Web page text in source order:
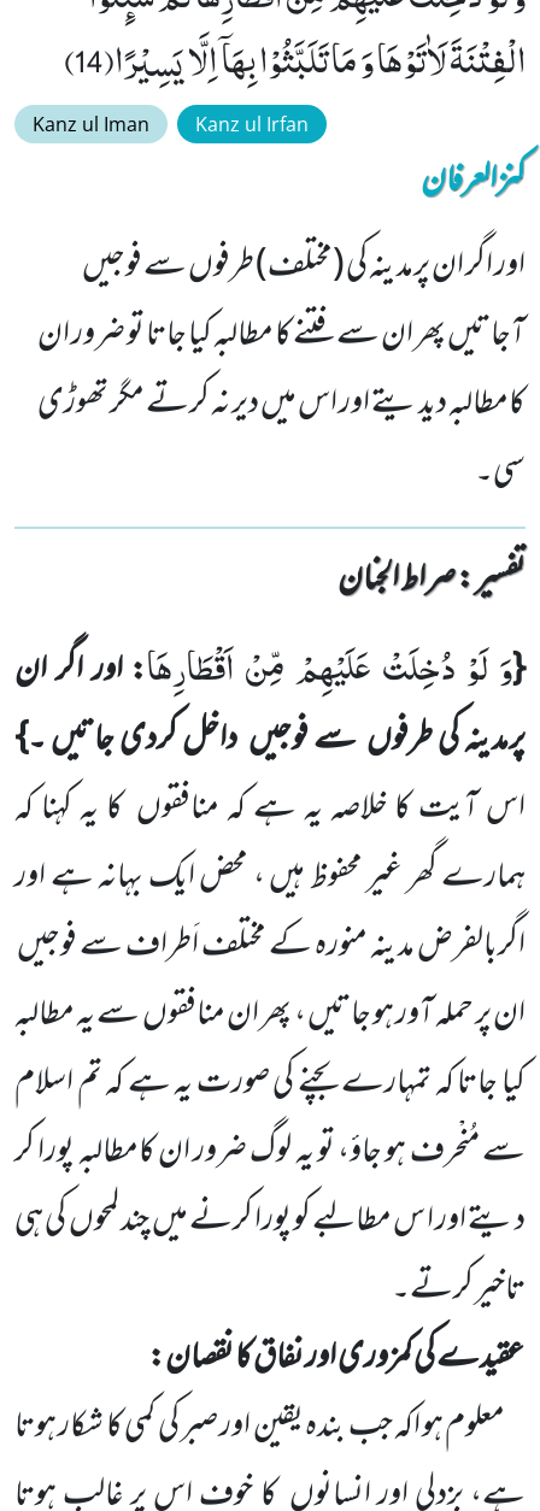
الْفِتْنَةَ لَاٰتَوْهَا وَ مَا تَلَبَّثُوْا بِهَاۤ اِلَّا یَسِیْرًا(14)
Kanz ul Iman Kanz ul Irfan
کنزالعرفان
اور اگر ان پرمدینہ کی (مختلف) طرفوں سے فوجیں
آجاتیں پھر ان سے فتنے کا مطالبہ کیا جاتا تو ضرور ان
کامطالبہ دیدیتے اور اس میں دیر نہ کرتے مگر تھوڑی
سی۔
تفسیر : ‎صراط الجنان
{وَ لَوْ دُخِلَتْ عَلَیْهِمْ مِّنْ اَقْطَارِهَا: اور اگر ان
پرمدینہ کی طرفوںسے فوجیںداخل کردی جاتیں ۔}
اس آیت کا خلاصہ یہ ہے کہ منافقوں کا یہ کہنا کہ
ہمارے گھر غیر محفوظ ہیں ، محض ایک بہانہ ہے اور
اگربالفرض مدینہ منورہ کے مختلف اَطراف سے فوجیں
ان پر حملہ آور ہو جاتیں ، پھر ان منافقوںسے یہ مطالبہ
کیا جاتا کہ تمہارے بچنے کی صورت یہ ہے کہ تم اسلام
سے مُنْحرف ہو جاؤ، تو یہ لوگ ضرور ان کامطالبہ پورا کر
دیتے اور ا س مطالبے کو پورا کرنے میںچند لمحوںکی ہی
تاخیر کرتے۔
عقیدے کی کمزوری اور نفاق کا نقصان:
معلوم ہو اکہ جب بندہ یقین اور صبر کی کمی کا شکار ہوتا
ہے، بزدلی اور انسانوں کا خوف اس پر غالب ہوتا